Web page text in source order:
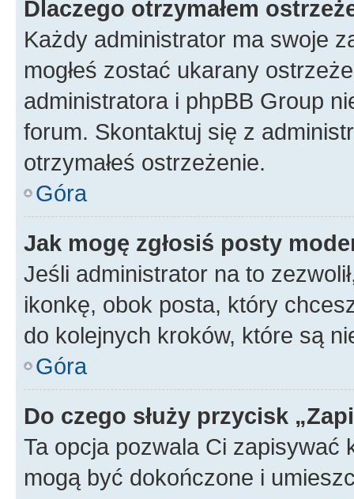
Dlaczego otrzymałem
Każdy administrator ma swoje
mogłeś zostać ukarany
administratora i phpBB Group
forum. Skontaktuj się z
otrzymałeś ostrzeżenie.
Góra
Jak mogę zgłosiś posty
Jeśli administrator na to
ikonkę, obok posta, który
do kolejnych kroków, które są
Góra
Do czego służy przycisk
Ta opcja pozwala Ci zapisywać
mogą być dokończone i